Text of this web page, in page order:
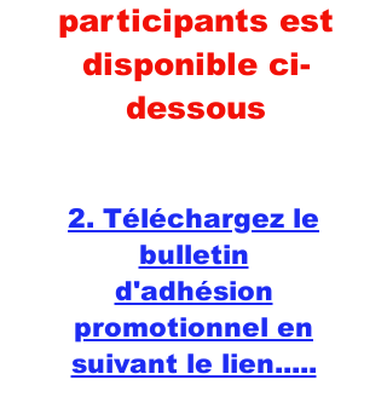
participants est
disponible ci-
dessous
2. Téléchargez le
bulletin
d'adhésion
promotionnel en
suivant le lien.....